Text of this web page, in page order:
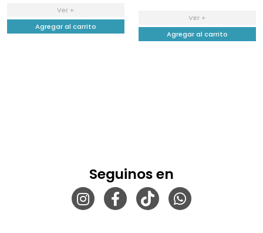
Ver +
Agregar al carrito
Ver +
Agregar al carrito
Seguinos en